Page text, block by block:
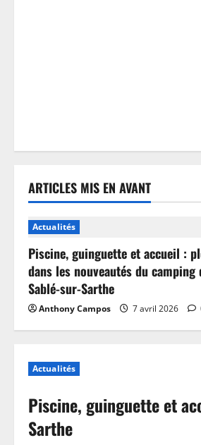
ARTICLES MIS EN AVANT
Actualités
Piscine, guinguette et accueil :
dans les nouveautés du camping
Sablé-sur-Sarthe
Anthony Campos 7 avril 2026
Actualités
Piscine, guinguette et
Sarthe